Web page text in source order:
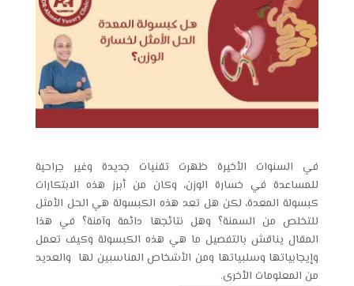
في السنوات الأخيرة ظهرت تقنيات جديدة وغير جراحية
للمساعدة في خسارة الوزن، وكان من أبرز هذه الابتكارات
كبسولة المعدة، لكن هل تعد هذه الكبسولة هي الحل الأمثل
للتخلص من السمنة؟ وهل نتائجها دائمة وآمنة؟ في هذا
المقال يناقش بالتفصيل ما هي هذه الكبسولة وكيف تعمل
وإيجابياتها وسلبياتها ومن الأشخاص المناسبين لها والعديد
من المعلومات الأخرى.